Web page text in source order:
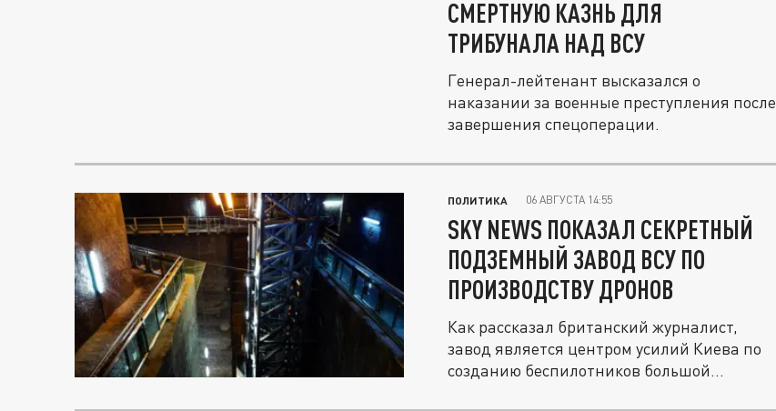
СМЕРТНУЮ КАЗНЬ ДЛЯ
ТРИБУНАЛА НАД ВСУ
Генерал-лейтенант высказался о
наказании за военные преступления после
завершения спецоперации.
ПОЛИТИКА 06 АВГУСТА 14:55
SKY NEWS ПОКАЗАЛ СЕКРЕТНЫЙ
ПОДЗЕМНЫЙ ЗАВОД ВСУ ПО
ПРОИЗВОДСТВУ ДРОНОВ
Как рассказал британский журналист,
завод является центром усилий Киева по
созданию беспилотников большой...